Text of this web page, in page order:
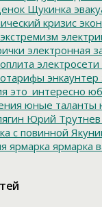
Щукинка
кризис
экстремизм
электронная
электросети
энкаунтер
это_интересно
юные таланты
Юрий Трутнев
с повинной
ярмарка ярмарка